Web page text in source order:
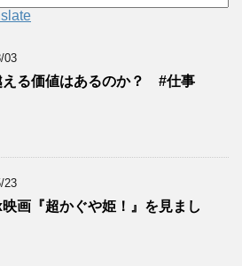
03
える価値はあるのか？ #仕事
23
画『超かぐや姫！』を見まし